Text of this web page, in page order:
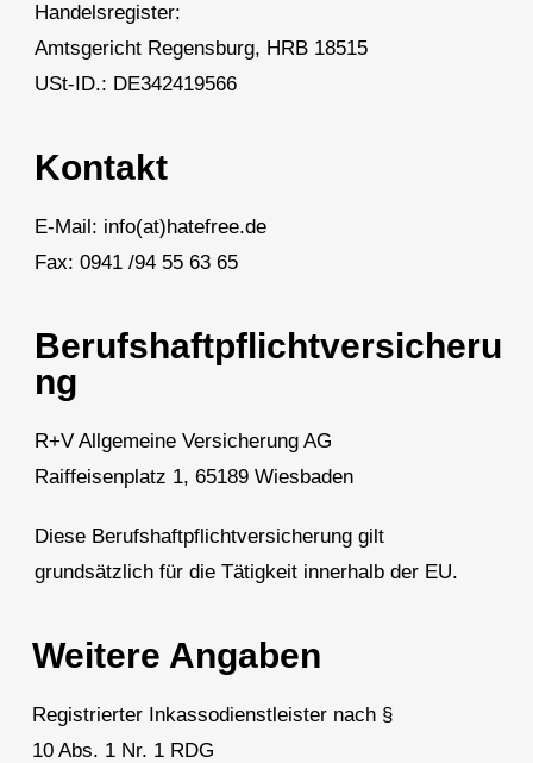
Handelsregister:
Amtsgericht Regensburg, HRB 18515
USt-ID.: DE342419566
Kontakt
E-Mail: info(at)hatefree.de
Fax: 0941 /94 55 63 65
Berufshaftpflichtversicheru
ng​
R+V Allgemeine Versicherung AG
Raiffeisenplatz 1, 65189 Wiesbaden
Diese Berufshaftpflichtversicherung gilt
grundsätzlich für die Tätigkeit innerhalb der EU.
Weitere Angaben
Registrierter Inkassodienstleister nach §
10 Abs. 1 Nr. 1 RDG